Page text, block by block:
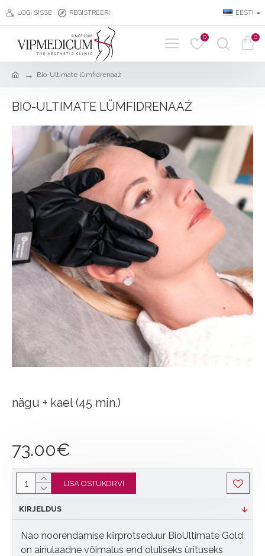
LOGI SISSE REGISTREERI EESTI
0 0
Bio-Ultimate lümfidrenaaź
BIO-ULTIMATE LÜMFIDRENAAŹ
nägu + kael (45 min.)
73.00€
LISA OSTUKORVI
KIRJELDUS
Näo noorendamise kiirprotseduur BioUltimate Gold
on ainulaadne võimalus end oluliseks ürituseks